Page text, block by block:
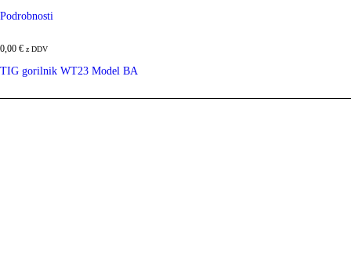
Podrobnosti
0,00 € z DDV
TIG gorilnik WT23 Model BA